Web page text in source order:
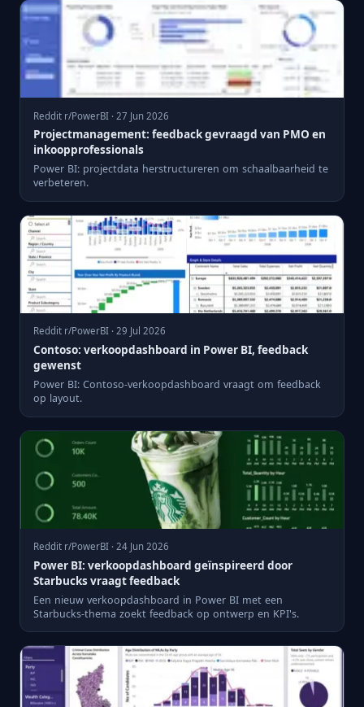
Reddit r/PowerBI · 27 Jun 2026
Projectmanagement: feedback gevraagd van PMO en
inkoopprofessionals
Power BI: projectdata herstructureren om schaalbaarheid te
verbeteren.
Reddit r/PowerBI · 29 Jul 2026
Contoso: verkoopdashboard in Power BI, feedback
gewenst
Power BI: Contoso-verkoopdashboard vraagt om feedback
op layout.
Reddit r/PowerBI · 24 Jun 2026
Power BI: verkoopdashboard geïnspireerd door
Starbucks vraagt feedback
Een nieuw verkoopdashboard in Power BI met een
Starbucks-thema zoekt feedback op ontwerp en KPI's.